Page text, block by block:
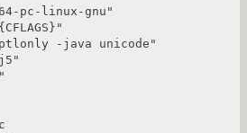
pc-linux-gnu"
-java unicode"
j5"